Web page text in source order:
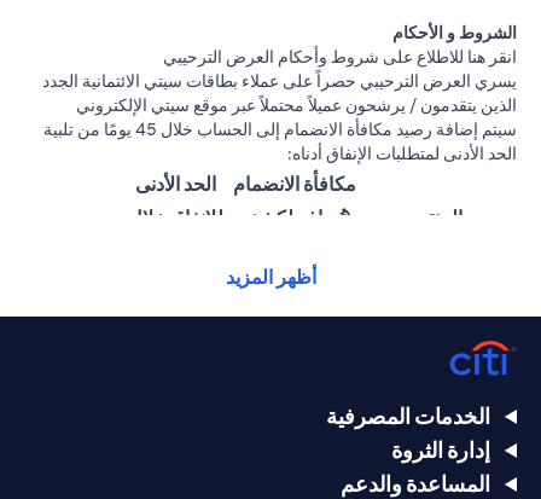
الشروط و الأحكام
انقر هنا للاطلاع على شروط وأحكام العرض الترحيبي
يسري العرض الترحيبي حصراً على عملاء بطاقات سيتي الائتمانية الجدد
الذين يتقدمون / يرشحون عميلاً محتملاً عبر موقع سيتي الإلكتروني
سيتم إضافة رصيد مكافأة الانضمام إلى الحساب خلال 45 يومًا من تلبية
الحد الأدنى لمتطلبات الإنفاق أدناه:
المنتج
مكافأة الانضمام
(تُضاف لكشف
الحد الأدنى
للإنفاق خلال
سيتي ألتيما
درهم
بطاقة سيتي
بريستيج الائتمانية
أظهر المزيد
الخدمات المصرفية
إدارة الثروة
المساعدة والدعم